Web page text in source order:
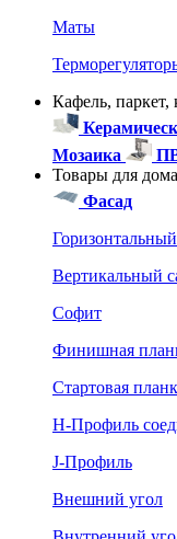
Маты
Кафель,
Мозаика
Товары для
Фасад
Вертикальный
Софит
Финишная
Стартовая
Н-Профиль
J-Профиль
Внешний угол